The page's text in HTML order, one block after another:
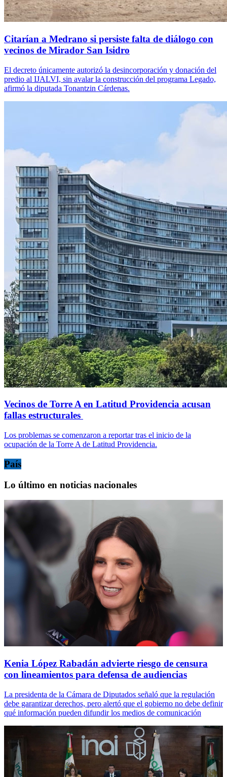
Citarían a Medrano si persiste falta de diálogo con
vecinos de Mirador San Isidro
El decreto únicamente autorizó la desincorporación y donación del
predio al IJALVI, sin avalar la construcción del programa Legado,
afirmó la diputada Tonantzin Cárdenas.
Vecinos de Torre A en Latitud Providencia acusan
fallas estructurales
Los problemas se comenzaron a reportar tras el inicio de la
ocupación de la Torre A de Latitud Providencia.
País
Lo último en noticias nacionales
Kenia López Rabadán advierte riesgo de censura
con lineamientos para defensa de audiencias
La presidenta de la Cámara de Diputados señaló que la regulación
debe garantizar derechos, pero alertó que el gobierno no debe definir
qué información pueden difundir los medios de comunicación